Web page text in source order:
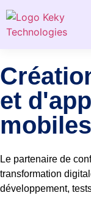
et
Le partenaire de
transformation
développement,